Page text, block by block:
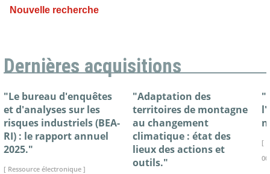
Nouvelle recherche
Dernières acquisitions
"Le bureau d'enquêtes
et d'analyses sur les
risques industriels (BEA-
RI) : le rapport annuel
2025."
[ Ressource électronique ]
"Adaptation des
territoires de montagne
au changement
climatique : état des
lieux des actions et
outils."
[